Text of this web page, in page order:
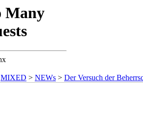
MIXED > NEWs > Der Versuch der